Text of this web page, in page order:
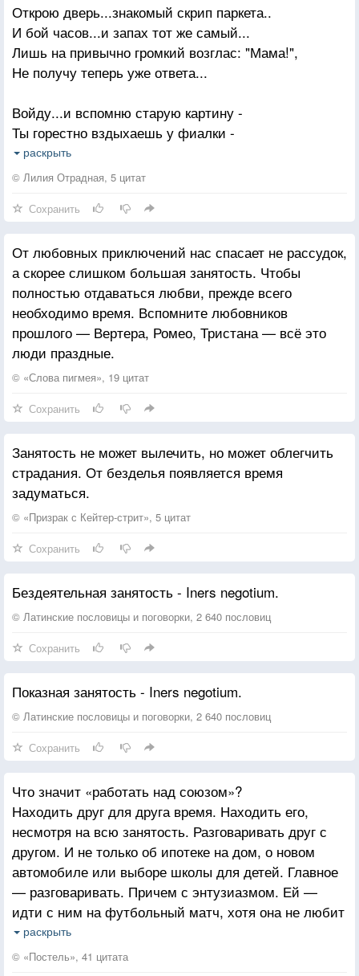
Открою дверь...знакомый скрип паркета..
И бой часов...и запах тот же самый...
Лишь на привычно громкий возглас: "Мама!",
Не получу теперь уже ответа...
Войду...и вспомню старую картину -
Ты горестно вздыхаешь у фиалки -
"Совсем завяла...погибает...жалко...
Ведь ты же доктор, подбери вакцину..."
Не придавая этому значения,
Как и другим твоим переживаниям,
На занятость ссылавшись в оправдание,
Молю, к тебе взывая, о прощении...
Прости за то, что редко навещала-
Со временем приходит озарение...
За шанс побыть с тобой ещё мгновенье,
Сейчас, возможно, всё бы променяла!
За голос в трубке, что не забываю,
Моей седой, приветливой старушки:
"Пеку твои любимые ватрушки!
Заедешь, доча?...Радость то какая!"
И вот теперь шепчу: "Ответь...ну, где ты?!"
Что происходит?- В зимние морозы
Фиалка распустилась пышным цветом.
раскрыть
© Лилия Отрадная, 5 цитат
Сохранить
От любовных приключений нас спасает не рассудок,
а скорее слишком большая занятость. Чтобы
полностью отдаваться любви, прежде всего
необходимо время. Вспомните любовников
прошлого — Вертера, Ромео, Тристана — всё это
люди праздные.
© «Слова пигмея», 19 цитат
Сохранить
Занятость не может вылечить, но может облегчить
страдания. От безделья появляется время
задуматься.
© «Призрак с Кейтер-стрит», 5 цитат
Сохранить
Бездеятельная занятость - Iners negotium.
© Латинские пословицы и поговорки, 2 640 пословиц
Сохранить
Показная занятость - Iners negotium.
© Латинские пословицы и поговорки, 2 640 пословиц
Сохранить
Что значит «работать над союзом»?
Находить друг для друга время. Находить его,
несмотря на всю занятость. Разговаривать друг с
другом. И не только об ипотеке на дом, о новом
автомобиле или выборе школы для детей. Главное
— разговаривать. Причем с энтузиазмом. Ей —
идти с ним на футбольный матч, хотя она не любит
футбол, и болеть за его команду, даже если она
толком не знает, как она называется. Ему —
раскрыть
© «Постель», 41 цитата